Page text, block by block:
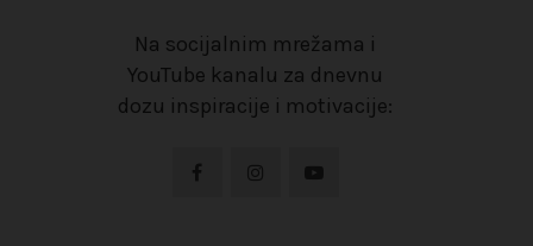
Na socijalnim mrežama i
YouTube kanalu za dnevnu
dozu inspiracije i motivacije: